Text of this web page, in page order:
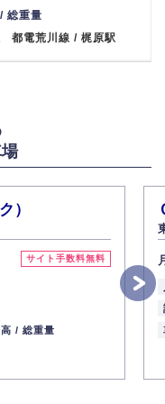
総重量
都電荒川線 / 梶原駅
）
サイト手数料無料
/ 総重量